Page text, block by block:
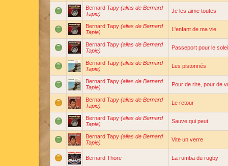
Bernard Tapy (alias de Bernard
Tapie)
Je les aime toutes
Bernard Tapy (alias de Bernard
Tapie)
L'enfant de ma vie
Bernard Tapy (alias de Bernard
Tapie)
Passeport pour le
Bernard Tapy (alias de Bernard
Tapie)
Les pistonnés
Bernard Tapy (alias de Bernard
Tapie)
Pour de rire, pour de
Bernard Tapy (alias de Bernard
Tapie)
Le retour
Bernard Tapy (alias de Bernard
Tapie)
Sauve qui peut
Bernard Tapy (alias de Bernard
Tapie)
Vite un verre
Bernard Thore La rumba du rugby